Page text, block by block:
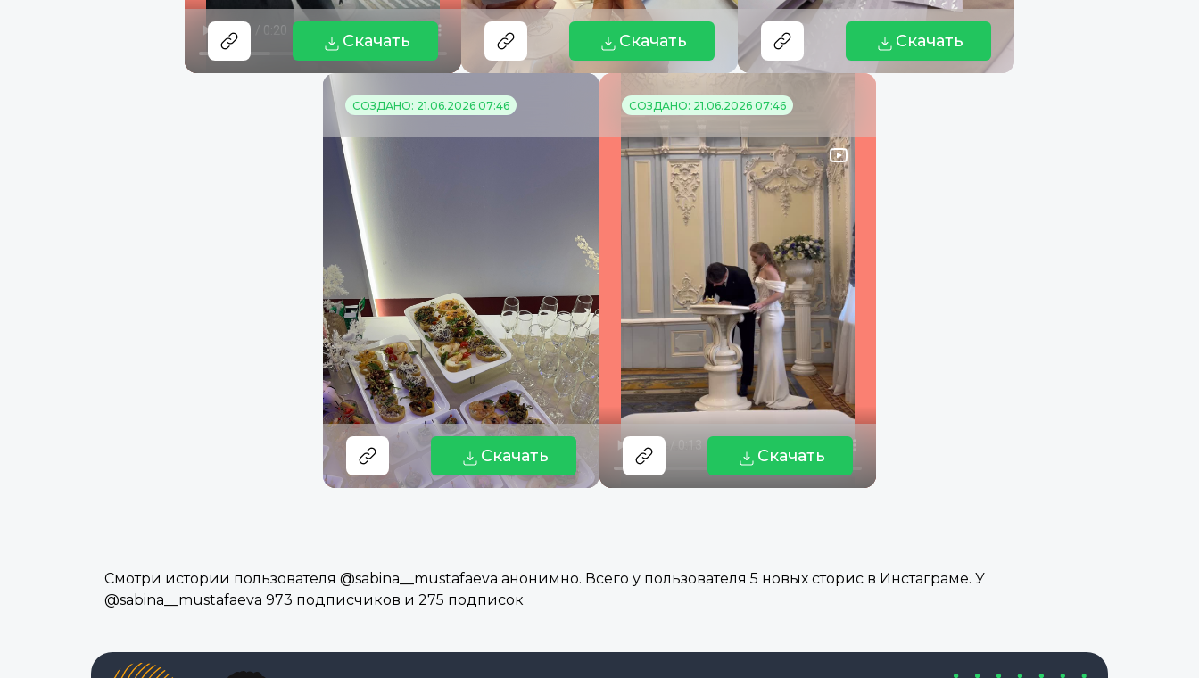
Скачать Скачать Скачать
СОЗДАНО: 21.06.2026 07:46
Скачать
СОЗДАНО: 21.06.2026 07:46
Скачать
Смотри истории пользователя @sabina__mustafaeva анонимно. Всего у пользователя 5 новых сторис в Инстаграме. У
@sabina__mustafaeva 973 подписчиков и 275 подписок